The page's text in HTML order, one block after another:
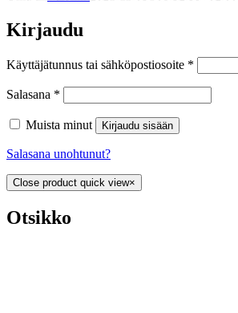
Kirjaudu
Käyttäjätunnus tai sähköpostiosoite *
Salasana *
Muista minut Kirjaudu sisään
Salasana unohtunut?
Close product quick view×
Otsikko